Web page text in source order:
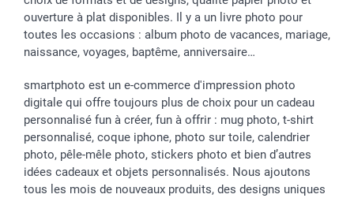
ouverture à plat disponibles. Il y a un livre photo pour
toutes les occasions : album photo de vacances, mariage,
naissance, voyages, baptême, anniversaire…
smartphoto est un e-commerce d'impression photo
digitale qui offre toujours plus de choix pour un cadeau
personnalisé fun à créer, fun à offrir : mug photo, t-shirt
personnalisé, coque iphone, photo sur toile, calendrier
photo, pêle-mêle photo, stickers photo et bien d’autres
idées cadeaux et objets personnalisés. Nous ajoutons
tous les mois de nouveaux produits, des designs uniques